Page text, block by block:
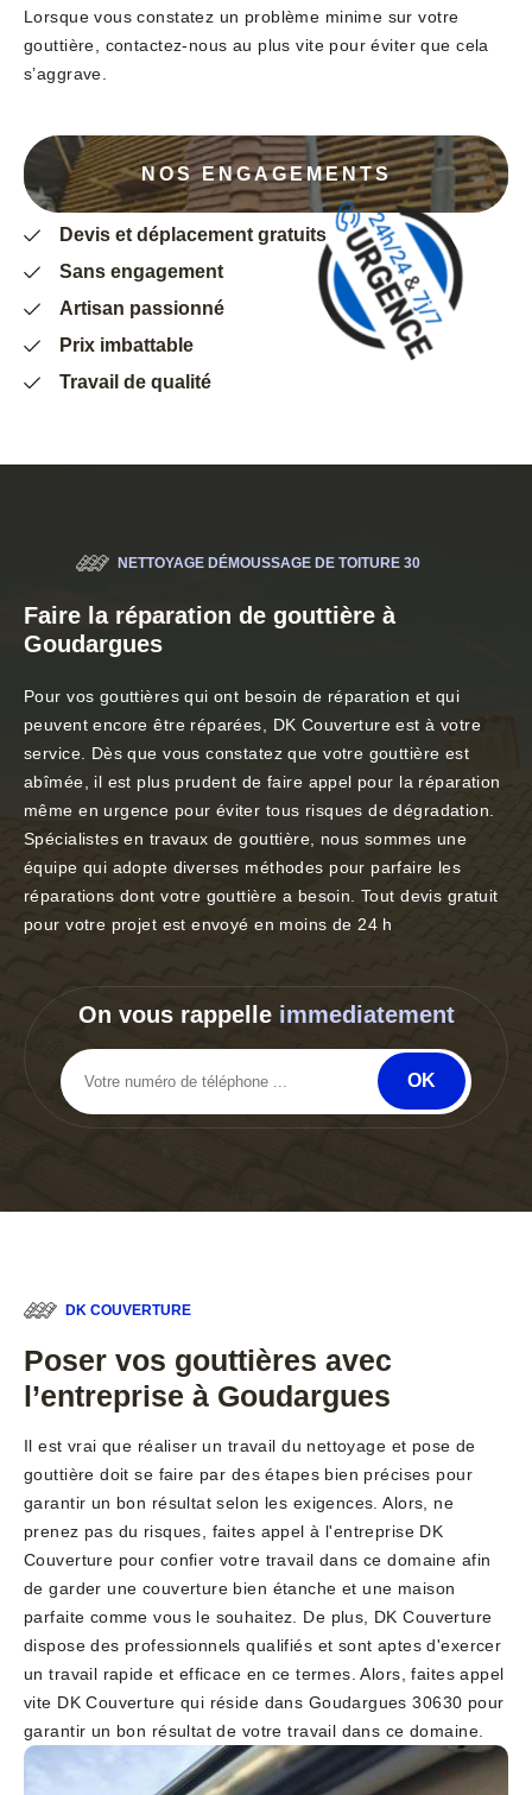
Lorsque vous constatez un problème minime sur votre
gouttière, contactez-nous au plus vite pour éviter que cela
s’aggrave.
NOS ENGAGEMENTS
Devis et déplacement gratuits
Sans engagement
Artisan passionné
Prix imbattable
Travail de qualité
NETTOYAGE DÉMOUSSAGE DE TOITURE 30
Faire la réparation de gouttière à
Goudargues
Pour vos gouttières qui ont besoin de réparation et qui
peuvent encore être réparées, DK Couverture est à votre
service. Dès que vous constatez que votre gouttière est
abîmée, il est plus prudent de faire appel pour la réparation
même en urgence pour éviter tous risques de dégradation.
Spécialistes en travaux de gouttière, nous sommes une
équipe qui adopte diverses méthodes pour parfaire les
réparations dont votre gouttière a besoin. Tout devis gratuit
pour votre projet est envoyé en moins de 24 h
On vous rappelle immediatement
DK COUVERTURE
Poser vos gouttières avec
l’entreprise à Goudargues
Il est vrai que réaliser un travail du nettoyage et pose de
gouttière doit se faire par des étapes bien précises pour
garantir un bon résultat selon les exigences. Alors, ne
prenez pas du risques, faites appel à l'entreprise DK
Couverture pour confier votre travail dans ce domaine afin
de garder une couverture bien étanche et une maison
parfaite comme vous le souhaitez. De plus, DK Couverture
dispose des professionnels qualifiés et sont aptes d'exercer
un travail rapide et efficace en ce termes. Alors, faites appel
vite DK Couverture qui réside dans Goudargues 30630 pour
garantir un bon résultat de votre travail dans ce domaine.